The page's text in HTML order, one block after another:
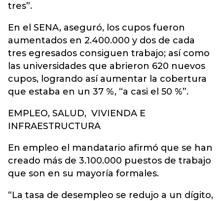
tres”.
En el SENA, aseguró, los cupos fueron
aumentados en 2.400.000 y dos de cada
tres egresados consiguen trabajo; así como
las universidades que abrieron 620 nuevos
cupos, logrando así aumentar la cobertura
que estaba en un 37 %, “a casi el 50 %”.
EMPLEO, SALUD, VIVIENDA E
INFRAESTRUCTURA
En empleo el mandatario afirmó que se han
creado más de 3.100.000 puestos de trabajo
que son en su mayoría formales.
“La tasa de desempleo se redujo a un dígito,